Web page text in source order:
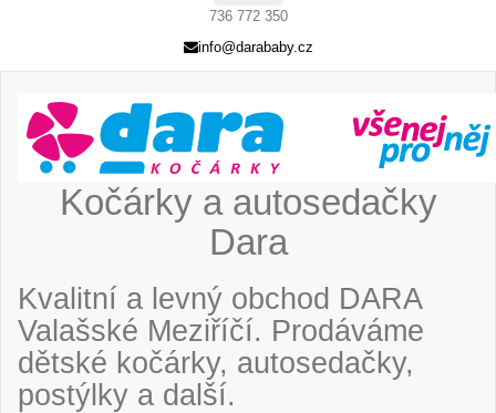
736 772 350
info@darababy.cz
Kočárky a autosedačky
Dara
Kvalitní a levný obchod DARA
Valašské Meziříčí. Prodáváme
dětské kočárky, autosedačky,
postýlky a další.